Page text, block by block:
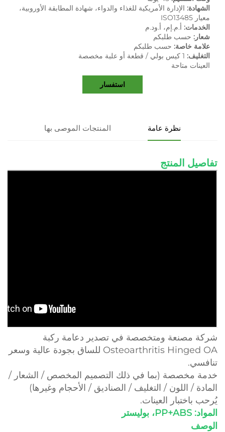
الشهادة: الإدارة الأمريكية للغذاء والدواء، شهادة المطابقة الأوروبية،
معيار ISO13485
الخدمات: أ.م.إم، أ.ود.م
شعار: حسب طلبكم
علامة خاصة: حسب طلبكم
التغليف: 1 كيس بولي / قطعة أو علبة مخصصة
العينات متاحة
استفسار
نظرة عامة المنتجات الموصى بها
تفاصيل المنتج
شركة مصنعة ومتخصصة في تصدير دعامة ركبة
Osteoarthritis Hinged OA للساق بجودة عالية وسعر
تنافسي.
خدمة مخصصة (بما في ذلك التصميم المخصص / الشعار /
المادة / اللون / التغليف / الصناديق / الأحجام وغيرها)
يُرحب باختبار العينات.
المواد: PP+ABS، بوليستر
الوصف